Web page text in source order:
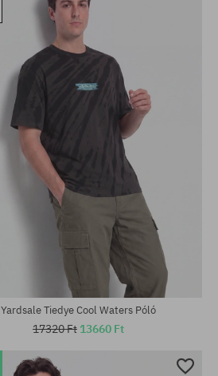
Yardsale Tiedye Cool Waters Póló
17320 Ft 13660 Ft